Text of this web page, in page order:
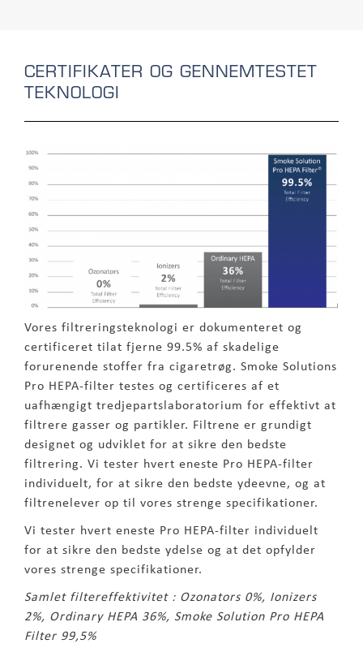
CERTIFIKATER OG GENNEMTESTET
TEKNOLOGI
Vores filtreringsteknologi er dokumenteret og
certificeret tilat fjerne 99.5% af skadelige
forurenende stoffer fra cigaretrøg. Smoke Solutions
Pro HEPA-filter testes og certificeres af et
uafhængigt tredjepartslaboratorium for effektivt at
filtrere gasser og partikler. Filtrene er grundigt
designet og udviklet for at sikre den bedste
filtrering. Vi tester hvert eneste Pro HEPA-filter
individuelt, for at sikre den bedste ydeevne, og at
filtrenelever op til vores strenge specifikationer.
Vi tester hvert eneste Pro HEPA-filter individuelt
for at sikre den bedste ydelse og at det opfylder
vores strenge specifikationer.
Samlet filtereffektivitet : Ozonators 0%, Ionizers
2%, Ordinary HEPA 36%, Smoke Solution Pro HEPA
Filter 99,5%